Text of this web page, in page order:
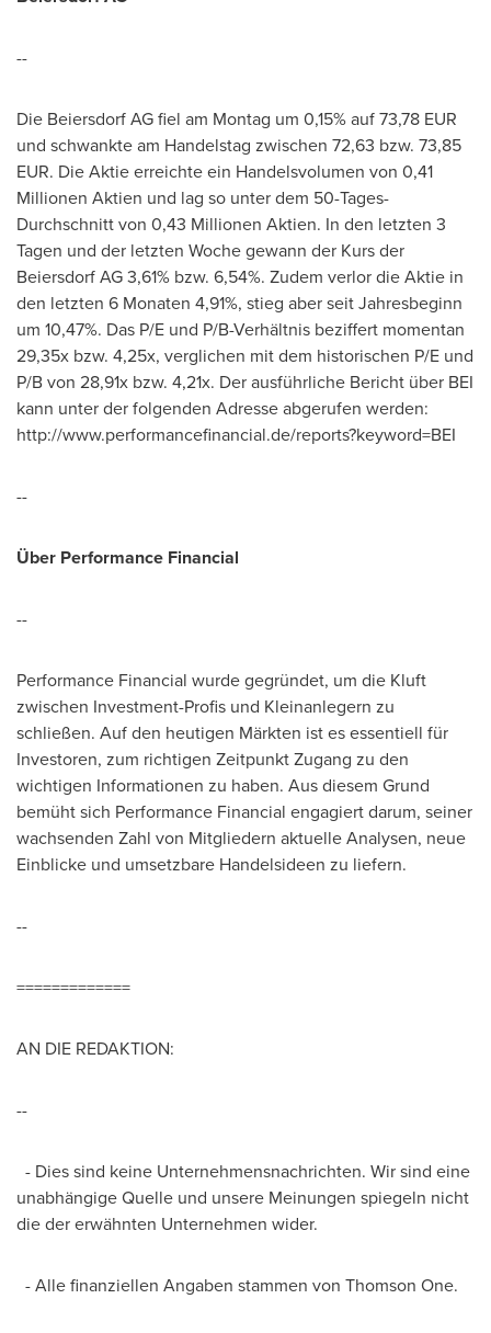
--
Die Beiersdorf AG fiel am Montag um 0,15% auf73,78 EUR
und schwankte am Handelstag zwischen 72,63 bzw. 73,85
EUR. Die Aktie erreichte ein Handelsvolumen von 0,41
Millionen Aktien und lag so unterdem 50-Tages-
Durchschnitt von 0,43 Millionen Aktien. In den letzten 3
Tagen und der letzten Woche gewann der Kurs der
Beiersdorf AG 3,61% bzw. 6,54%. Zudem verlor die Aktie in
den letzten 6 Monaten 4,91%, stieg aber seit Jahresbeginn
um 10,47%. Das P/E und P/B-Verhältnis beziffert momentan
29,35x bzw. 4,25x, verglichen mit dem historischen P/E und
P/B von 28,91x bzw. 4,21x. Der ausführliche Bericht über BEI
kann unter der folgenden Adresse abgerufen werden:
http://www.performancefinancial.de/reports?keyword=BEI
--
Über Performance Financial
--
Performance Financial wurde gegründet, um die Kluft
zwischen Investment-Profis und Kleinanlegern zu
schließen. Auf den heutigen Märkten ist es essentiell für
Investoren, zum richtigen Zeitpunkt Zugang zu den
wichtigen Informationen zu haben. Aus diesem Grund
bemüht sich Performance Financial engagiert darum, seiner
wachsenden Zahl von Mitgliedern aktuelle Analysen, neue
Einblicke und umsetzbare Handelsideen zu liefern.
--
=============
AN DIE REDAKTION:
--
- Dies sind keine Unternehmensnachrichten. Wir sind eine
unabhängige Quelle und unsere Meinungen spiegeln nicht
die der erwähnten Unternehmen wider.
- Alle finanziellen Angaben stammen von Thomson One.